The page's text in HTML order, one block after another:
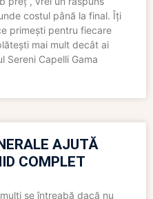
costul până la final. Îți
primești pentru fiecare
mai mult decât ai
Sereni Capelli Gama
AJUTĂ
COMPLET
se întreabă dacă nu